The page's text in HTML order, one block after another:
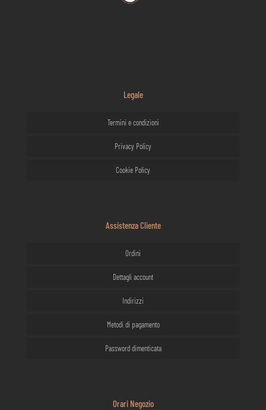
Legale
Termini e condizioni
Privacy Policy
Cookie Policy
Assistenza Cliente
Ordini
Dettagli account
Indirizzi
Metodi di pagamento
Password dimenticata
Orari Negozio